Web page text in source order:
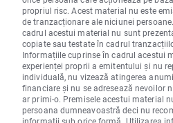
propriul risc. Acest material nu este
de tranzacționare ale niciunei
cadrul acestui material nu sunt
copiate sau testate în cadrul
Informațiile cuprinse în cadrul acestui
experienței proprii a emitentului și nu
individuală, nu vizează atingerea
financiare și nu se adresează nevoilor
ar primi-o. Premisele acestui material
persoana dumneavoastră deci nu